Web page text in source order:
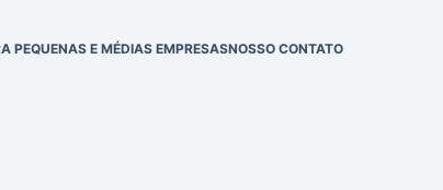
PEQUENAS E MÉDIAS EMPRESASNOSSO CONTATO